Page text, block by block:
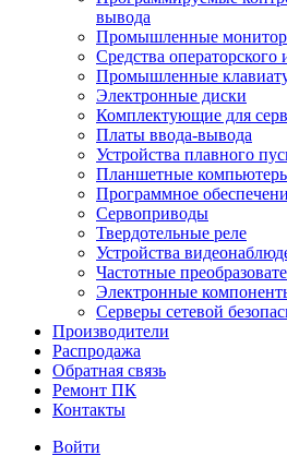
вывода
Промышленные
Средства
Промышленные
Электронные диски
Комплектующие для
Платы ввода-вывода
Устройства плавного
Планшетные
Программное
Сервоприводы
Твердотельные реле
Устройства
Частотные
Электронные
Серверы сетевой
Производители
Распродажа
Обратная связь
Ремонт ПК
Контакты
Войти